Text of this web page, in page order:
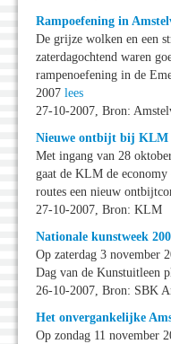
Rampoefening in
De grijze wolken en een
zaterdagochtend waren
rampenoefening in de
2007 lees
27-10-2007, Bron:
Nieuwe ontbijt bij KLM
Met ingang van 28
gaat de KLM de economy
routes een nieuw
27-10-2007, Bron: KLM
Nationale kunstweek
Op zaterdag 3 november
Dag van de Kunstuitleen
26-10-2007, Bron: SBK
Het onvergankelijke
Op zondag 11 november